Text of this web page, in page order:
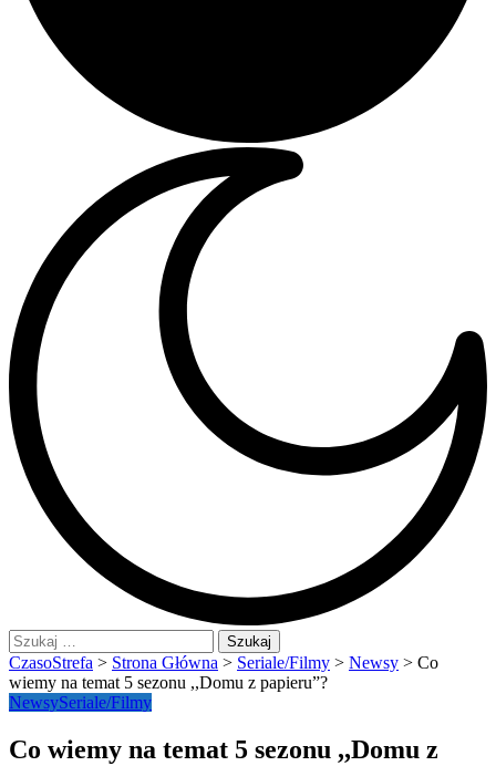
Szukaj:
CzasoStrefa > Strona Główna > Seriale/Filmy > Newsy > Co
wiemy na temat 5 sezonu ,,Domu z papieru”?
NewsySeriale/Filmy
Co wiemy na temat 5 sezonu ,,Domu z